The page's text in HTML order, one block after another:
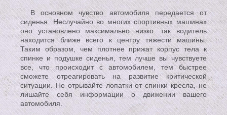
В основном чувство автомобиля передается от
сиденья. Неслучайно во многих спортивных машинах
оно установлено максимально низко: так водитель
находится ближе всего к центру тяжести машины.
Таким образом, чем плотнее прижат корпус тела к
спинке и подушке сиденья, тем лучше вы чувствуете
все, что происходит с автомобилем, тем быстрее
сможете отреагировать на развитие критической
ситуации. Не отрывайте лопатки от спинки кресла, не
лишайте себя информации о движении вашего
автомобиля.